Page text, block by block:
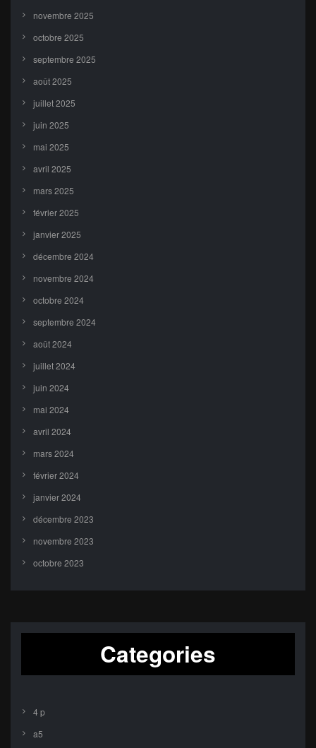
novembre 2025
octobre 2025
septembre 2025
août 2025
juillet 2025
juin 2025
mai 2025
avril 2025
mars 2025
février 2025
janvier 2025
décembre 2024
novembre 2024
octobre 2024
septembre 2024
août 2024
juillet 2024
juin 2024
mai 2024
avril 2024
mars 2024
février 2024
janvier 2024
décembre 2023
novembre 2023
octobre 2023
Categories
4 p
a5